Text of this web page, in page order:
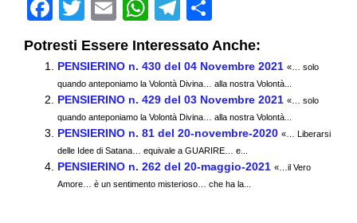
F
c
e
b
o
o
k
T
wi
tt
er
E
m
ail
W
at
s
A
p
p
T
el
e
gr
a
m
o
n
di
vi
di
Potresti Essere Interessato Anche:
PENSIERINO n. 430 del 04 Novembre 2021 «… solo
quando anteponiamo la Volontà Divina… alla nostra Volontà...
PENSIERINO n. 429 del 03 Novembre 2021 «… solo
quando anteponiamo la Volontà Divina… alla nostra Volontà...
PENSIERINO n. 81 del 20-novembre-2020 «… Liberarsi
delle Idee di Satana… equivale a GUARIRE… e...
PENSIERINO n. 262 del 20-maggio-2021 «…il Vero
Amore… è un sentimento misterioso… che ha la...